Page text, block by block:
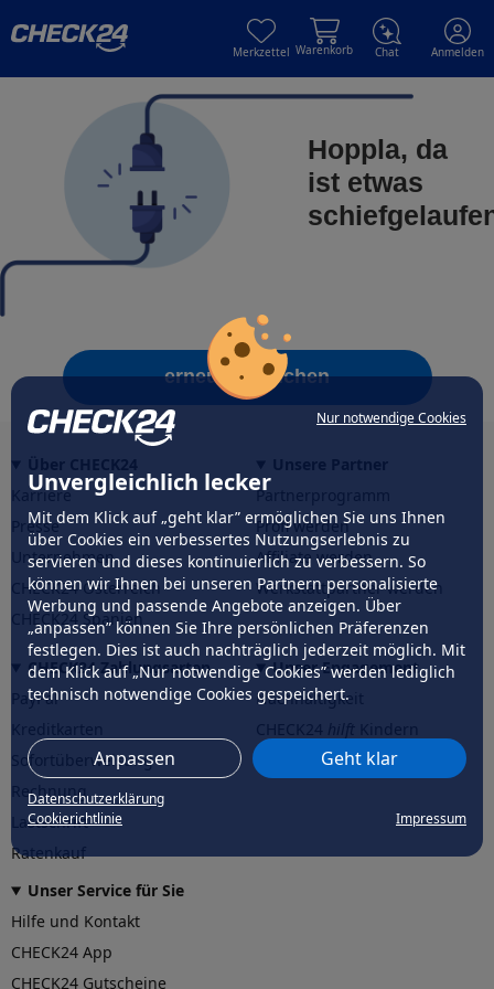
Nur notwendige Cookies
Unvergleichlich lecker
Mit dem Klick auf „geht klar” ermöglichen Sie uns Ihnen
über Cookies ein verbessertes Nutzungserlebnis zu
servieren und dieses kontinuierlich zu verbessern. So
können wir Ihnen bei unseren Partnern personalisierte
Werbung und passende Angebote anzeigen. Über
„anpassen” können Sie Ihre persönlichen Präferenzen
festlegen. Dies ist auch nachträglich jederzeit möglich. Mit
dem Klick auf „Nur notwendige Cookies” werden lediglich
technisch notwendige Cookies gespeichert.
Anpassen Geht klar
Datenschutzerklärung
Cookierichtlinie
Impressum
Merkzettel Warenkorb Chat Anmelden
Hoppla, da
ist etwas
erneut versuchen
Karriere
Presse
Unternehmen
CHECK24 Österreich
CHECK24 Spanien
Partnerprogramm
Profi werden
Affiliate werden
Werkstattpartner werden
CHECK24 Zahlungsarten
PayPal
Sofortüberweisung
Rechnung
Lastschrift
Ratenkauf
Unser Engagement
Nachhaltigkeit
CHECK24hilftder Natur
Unser Service für Sie
Hilfe und Kontakt
CHECK24 App
CHECK24 Gutscheine